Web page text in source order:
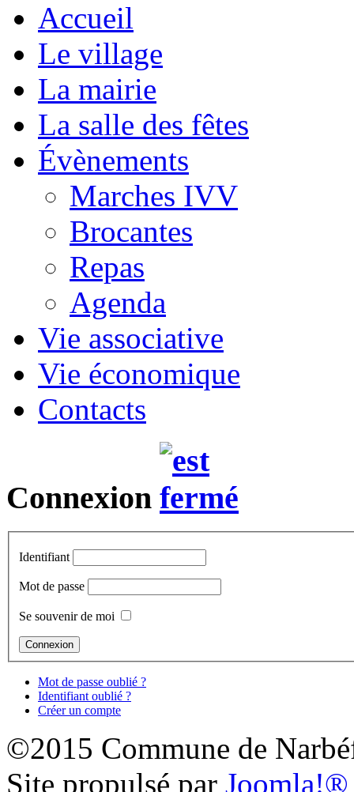
Accueil
Le village
La mairie
La salle des fêtes
Évènements
Marches IVV
Brocantes
Repas
Agenda
Vie associative
Vie économique
Contacts
Connexion
Identifiant
Mot de passe
Se souvenir de moi
Mot de passe oublié ?
Identifiant oublié ?
Créer un compte
©2015 Commune de
Site propulsé par Joomla!®